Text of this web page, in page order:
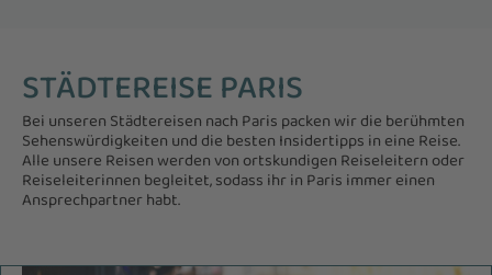
STÄDTEREISE PARIS
Bei unseren Städtereisen nach Paris packen wir die berühmten
Sehenswürdigkeiten und die besten Insidertipps in eine Reise.
Alle unsere Reisen werden von ortskundigen Reiseleitern oder
Reiseleiterinnen begleitet, sodass ihr in Paris immer einen
Ansprechpartner habt.